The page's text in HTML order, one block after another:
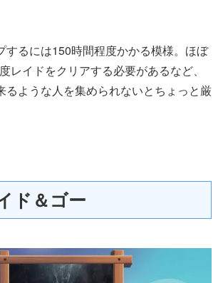
するには150時間程度かかる模様。ほぼ
レイドをクリアする必要があるなど、
るような人を集められないとちょっと厳
ド＆ゴー